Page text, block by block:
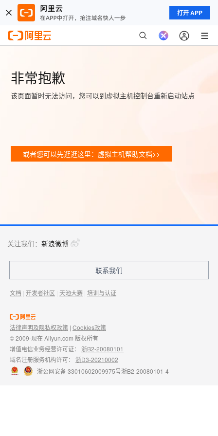
打开 APP
非常抱歉
该页面暂时无法访问，您可以到虚拟主机控制台重新启动站点
或者您可以先逛逛这里：虚拟主机帮助文档>>